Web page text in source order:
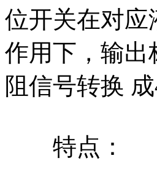
位开关在对应
作用下，输出
阻信号转换
特点：